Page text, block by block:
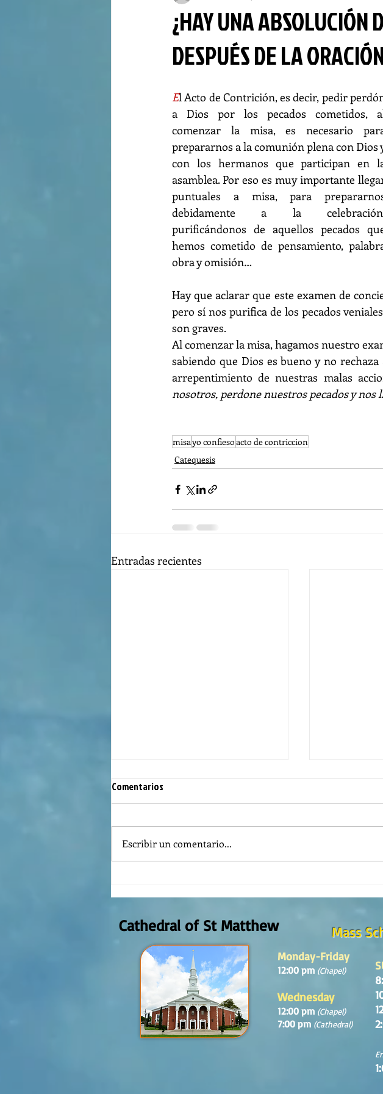
¿HAY UNA ABSOLUCIÓN
DESPUÉS DE LA
El Acto de Contrición, es decir, pedir
a Dios por los pecados cometidos,
comenzar la misa, es necesario
prepararnos a la comunión plena con Dios
con los hermanos que participan en
asamblea. Por eso es muy importante
puntuales a misa, para
debidamente a la
purificándonos de aquellos pecados
hemos cometido de pensamiento,
obra y omisión…
Hay que aclarar que este examen de
pero sí nos purifica de los pecados
son graves.
Al comenzar la misa, hagamos nuestro
sabiendo que Dios es bueno y no
arrepentimiento de nuestras malas
nosotros, perdone nuestros pecados y nos
misayo confiesoacto de contriccion
Catequesis
Entradas recientes
en la
Comentarios
Escribir un comentario...
Cathedral of St Matthew Mass
Monday-Friday
12:00 pm (Chapel)
Wednesday
12:00 pm (Chapel)
7:00 pm (Cathedral)